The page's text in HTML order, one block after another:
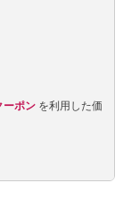
ーポンを利用した価